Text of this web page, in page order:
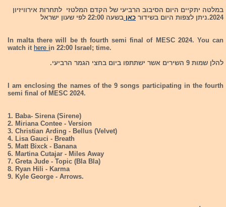
במלטה יתקיים היום הסיבוב הרביעי של הקדם המלטזי לתחרות אירוויזיון
2024.ניתן לצפות היום בשידור
כאן בשעה 22:00 לפי שעון ישראל
In malta there will be th fourth semi final of MESC 2024. You can
watch it here in 22:00 Israel; time.
להלן שמות 9 השירים אשר ישתתפו ביום בחצי הגמר הרביעי.
I am enclosing the names of the 9 songs participating in the fourth
semi final of MESC 2024.
1. Baba- Sirena (Sirene)
2. Miriana Contee - Version
3. Christian Arding - Bellus (Velvet)
4. Lisa Gauci - Breath
5. Matt Bixck - Banana
6. Martina Cutajar - Miles Away
7. Greta Jude - Topic (Bla Bla)
8. Ryan Hili - Karma
9. Kyle George - Arrows.